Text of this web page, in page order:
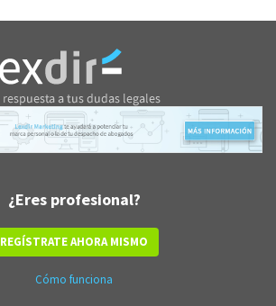
¿Eres profesional?
REGÍSTRATE AHORA MISMO
Cómo funciona